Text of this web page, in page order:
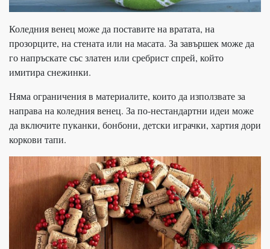
Коледния венец може да поставите на вратата, на
прозорците, на стената или на масата. За завършек може да
го напръскате със златен или сребрист спрей, който
имитира снежинки.
Няма ограничения в материалите, които да използвате за
направа на коледния венец. За по-нестандартни идеи може
да включите пуканки, бонбони, детски играчки, хартия дори
коркови тапи.